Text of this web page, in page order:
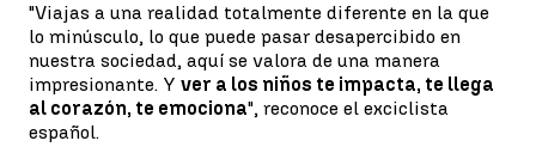
"Viajas a una realidad totalmente diferente en la que
lo minúsculo, lo que puede pasar desapercibido en
nuestra sociedad, aquí se valora de una manera
impresionante. Y ver a los niños te impacta, te llega
al corazón, te emociona", reconoce el exciclista
español.